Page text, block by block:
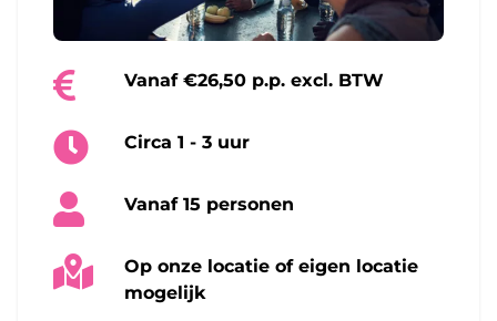
Vanaf €26,50 p.p. excl. BTW
Circa 1 - 3 uur
Vanaf 15 personen
Op onze locatie of eigen locatie
mogelijk